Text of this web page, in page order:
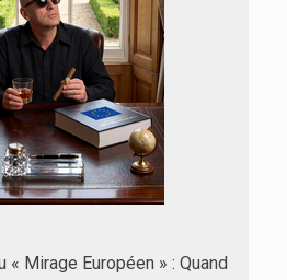
« Mirage Européen » : Quand